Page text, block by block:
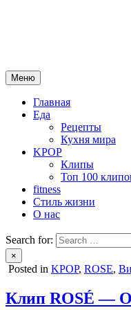
Меню
Главная
Еда
Рецепты
Кухня мира
KPOP
Клипы
Топ 100
fitness
Стиль жизни
О нас
Search for:
×
Posted in KPOP, ROSE,
Клип ROSÉ —